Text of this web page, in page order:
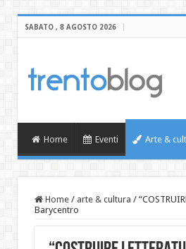
SABATO , 8 AGOSTO 2026
Home Eventi Arte &
Home / arte & cultura /
Barycentro